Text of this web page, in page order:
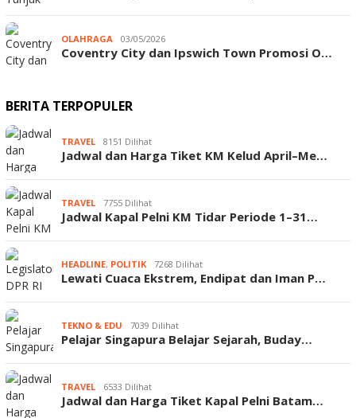
OLAHRAGA 03/05/2026
Coventry City dan Ipswich Town Promosi O…
BERITA TERPOPULER
TRAVEL 8151 Dilihat
Jadwal dan Harga Tiket KM Kelud April–Me…
TRAVEL 7755 Dilihat
Jadwal Kapal Pelni KM Tidar Periode 1–31…
HEADLINE, POLITIK 7268 Dilihat
Lewati Cuaca Ekstrem, Endipat dan Iman P…
TEKNO & EDU 7039 Dilihat
Pelajar Singapura Belajar Sejarah, Buday…
TRAVEL 6533 Dilihat
Jadwal dan Harga Tiket Kapal Pelni Batam…